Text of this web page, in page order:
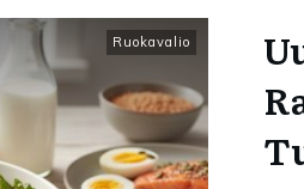
Ruokavalio